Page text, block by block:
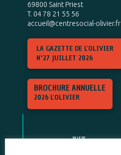
69800 Saint Priest
T. 04 78 21 55 56
accueil@centresocial-olivier.fr
LA GAZETTE DE L'OLIVIER
N°27 JUILLET 2026
BROCHURE ANNUELLE
2026 L'OLIVIER